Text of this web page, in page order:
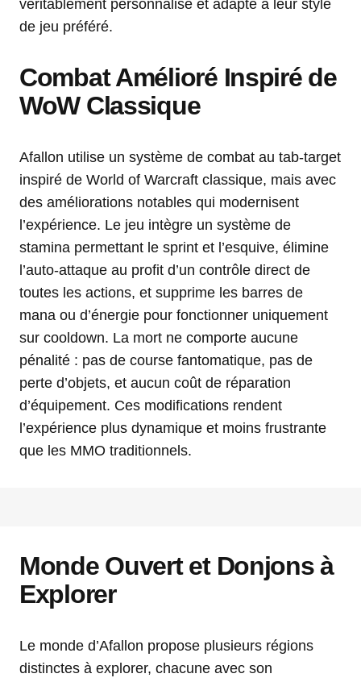
véritablement personnalisé et adapté à leur style
de jeu préféré.
Combat Amélioré Inspiré de
WoW Classique
Afallon utilise un système de combat au tab-target
inspiré de World of Warcraft classique, mais avec
des améliorations notables qui modernisent
l’expérience. Le jeu intègre un système de
stamina permettant le sprint et l’esquive, élimine
l’auto-attaque au profit d’un contrôle direct de
toutes les actions, et supprime les barres de
mana ou d’énergie pour fonctionner uniquement
sur cooldown. La mort ne comporte aucune
pénalité : pas de course fantomatique, pas de
perte d’objets, et aucun coût de réparation
d’équipement. Ces modifications rendent
l’expérience plus dynamique et moins frustrante
que les MMO traditionnels.
Monde Ouvert et Donjons à
Explorer
Le monde d’Afallon propose plusieurs régions
distinctes à explorer, chacune avec son